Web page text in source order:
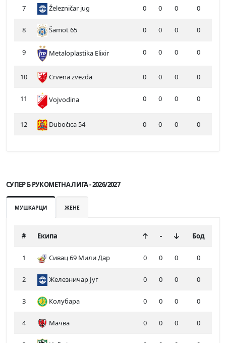
7 Železničar jug 0 0 0 0
8 Šamot 65 0 0 0 0
9 Metaloplastika Elixir 0 0 0 0
10 Crvena zvezda 0 0 0 0
11 Vojvodina 0 0 0 0
12 Dubočica 54 0 0 0 0
СУПЕР Б РУКОМЕТНА ЛИГА - 2026/2027
МУШКАРЦИ ЖЕНЕ
# Екипа - Бод
1 Сивац 69 Мили Дар 0 0 0 0
2 Железничар Југ 0 0 0 0
3 Колубара 0 0 0 0
4 Мачва 0 0 0 0